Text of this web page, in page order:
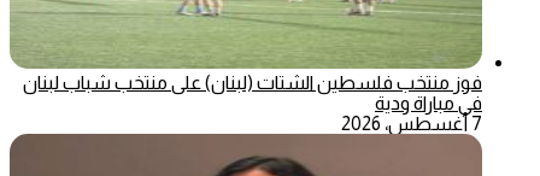
فوز منتخب فلسطين الشتات (لبنان) على منتخب شباب لبنان
في مباراة ودية
7 أغسطس، 2026